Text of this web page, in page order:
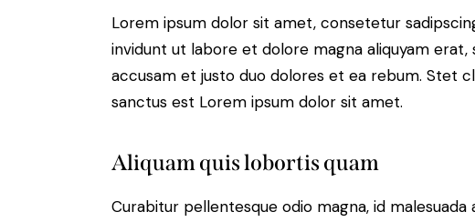
Lorem ipsum dolor sit amet, consetetur
invidunt ut labore et dolore magna aliquyam
accusam et justo duo dolores et ea rebum. Stet
sanctus est Lorem ipsum dolor sit amet.
Aliquam quis lobortis quam
Curabitur pellentesque odio magna, id